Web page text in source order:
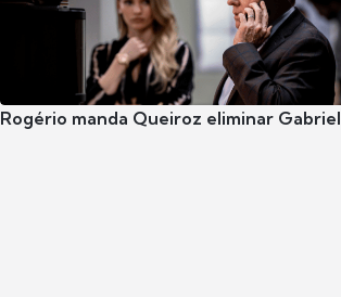
Rogério manda Queiroz eliminar Gabriel